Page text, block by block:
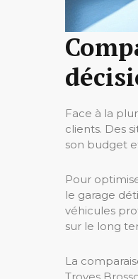
Face à la
clients. Des
son budget
Pour
le garage
véhicules
sur le long
La